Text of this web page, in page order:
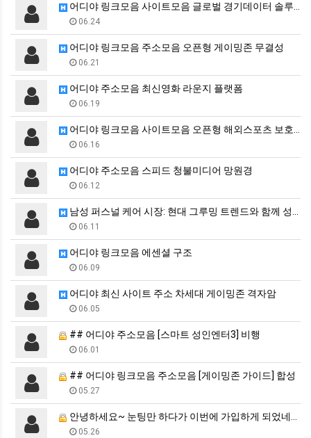
어디야 링크모음 사이트모음 글로벌 경기데이터 솔루션
06.24
어디야 링크모음 주소모음 오픈형 게이밍존 무결성
06.21
어디야 주소모음 최신영화 라운지 플랫폼
06.19
어디야 링크모음 사이트모음 오픈형 해외스포츠 보호막
06.16
어디야 주소모음 스피드 청불미디어 망원경
06.12
남성 퍼스널 케어 시장: 현대 그루밍 트렌드와 함께 성…
06.11
어디야 링크모음 에센셜 구조
06.09
어디야 최신 사이트 주소 차세대 게이밍존 격자암
06.05
## 어디야 주소모음 [스마트 성인엔터3] 비행
06.01
## 어디야 링크모음 주소모음 [게이밍존 가이드] 합성
05.27
안녕하세요~ 눈팅만 하다가 이번에 가입하게 되었네요.
05.26